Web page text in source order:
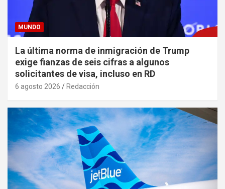
MUNDO
La última norma de inmigración de Trump
exige fianzas de seis cifras a algunos
solicitantes de visa, incluso en RD
6 agosto 2026 Redacción